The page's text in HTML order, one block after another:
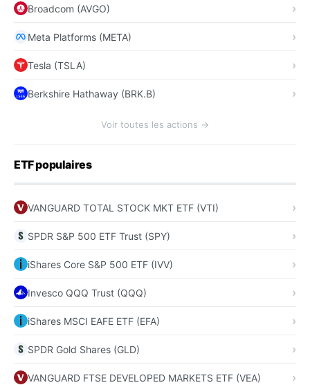
Broadcom (AVGO)
Meta Platforms (META)
Tesla (TSLA)
Berkshire Hathaway (BRK.B)
Voir toutes les actions →
ETF populaires
VANGUARD TOTAL STOCK MKT ETF (VTI)
SPDR S&P 500 ETF Trust (SPY)
iShares Core S&P 500 ETF (IVV)
Invesco QQQ Trust (QQQ)
iShares MSCI EAFE ETF (EFA)
SPDR Gold Shares (GLD)
VANGUARD FTSE DEVELOPED MARKETS ETF (VEA)